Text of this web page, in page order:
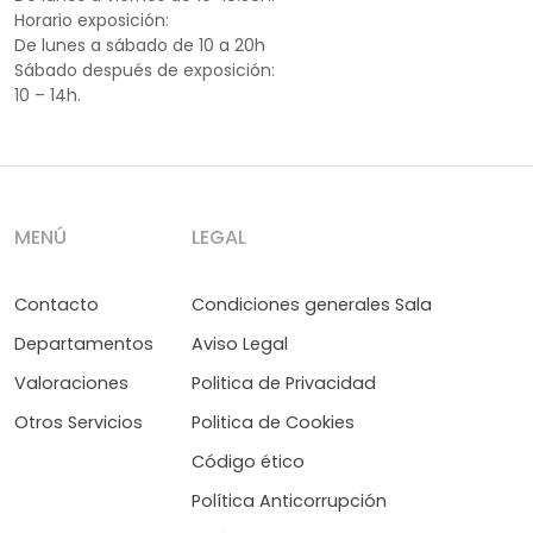
Horario exposición:
De lunes a sábado de 10 a 20h
Sábado después de exposición:
10 – 14h.
MENÚ
Contacto
Departamentos
Valoraciones
Otros Servicios
LEGAL
Condiciones generales Sala
Aviso Legal
Politica de Privacidad
Politica de Cookies
Código ético
Política Anticorrupción